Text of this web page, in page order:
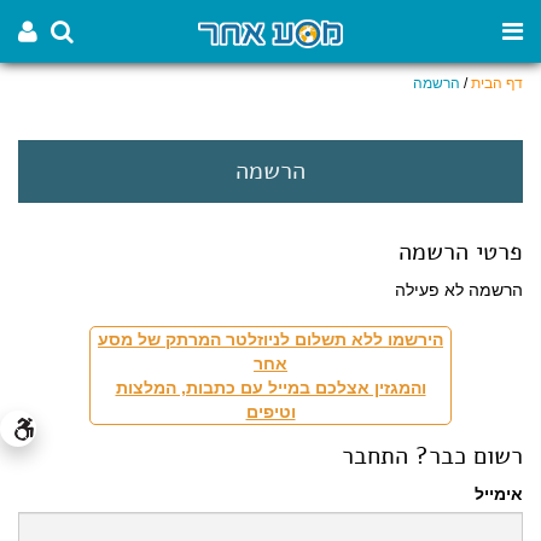
דף הבית/ הרשמה
הרשמה
פרטי הרשמה
הרשמה לא פעילה
הירשמו ללא תשלום לניוזלטר המרתק של מסע
אחר
והמגזין אצלכם במייל עם כתבות, המלצות
וטיפים
רשום כבר? התחבר
אימייל